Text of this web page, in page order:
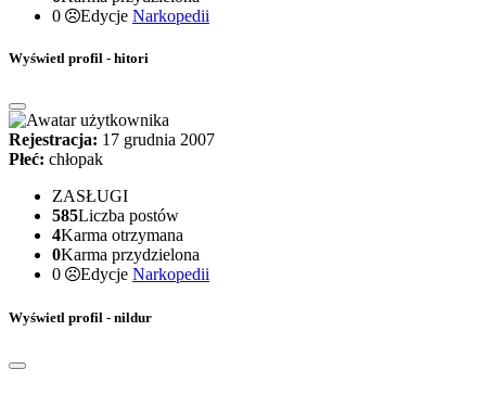
0
Edycje Narkopedii
Wyświetl profil - hitori
Rejestracja: 17 grudnia 2007
Płeć: chłopak
ZASŁUGI
585Liczba postów
4Karma otrzymana
0Karma przydzielona
0
Edycje Narkopedii
Wyświetl profil - nildur